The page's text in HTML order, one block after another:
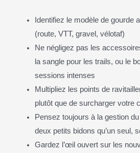
Identifiez le modèle de gourde
(route, VTT, gravel, vélotaf)
Ne négligez pas les
la sangle pour les trails, ou le
sessions intenses
Multipliez les points de
plutôt que de surcharger votre
Pensez toujours à la gestion
deux petits bidons qu’un seul,
Gardez l’œil ouvert sur les